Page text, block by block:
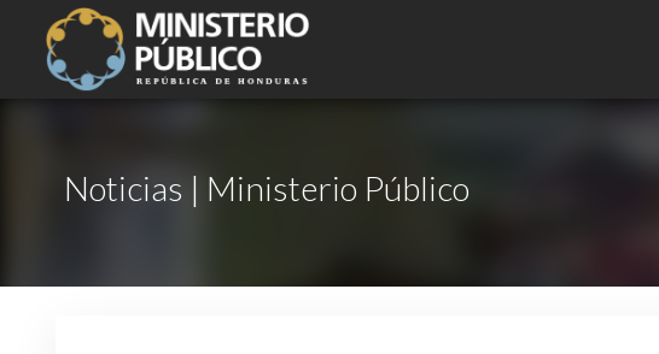
Noticias | Ministerio Público